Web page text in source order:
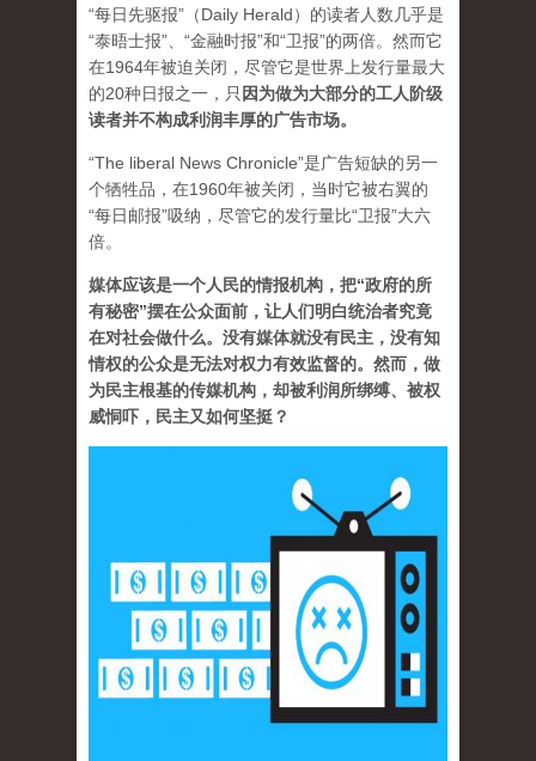
“每日先驱报”（Daily Herald）的读者人数几乎是
“泰晤士报”、“金融时报”和“卫报”的两倍。然而它
在1964年被迫关闭，尽管它是世界上发行量最大
的20种日报之一， 只 因为做为大部分的工人阶级
读者并不构成利润丰厚的广告市场。
“The liberal News Chronicle”是广告短缺的另一
个牺牲品，在1960年被关闭，当时它被右翼的
“每日邮报”吸纳，尽管它的发行量比“卫报”大六
倍。
媒体应该是一个人民的情报机构，把“政府的所
有秘密”摆在公众面前，让人们明白统治者究竟
在对社会做什么。没有媒体就没有民主，没有知
情权的公众是无法对权力有效监督的。然而，做
为民主根基的传媒机构，却被利润所绑缚、被权
威恫吓，民主又如何坚挺？